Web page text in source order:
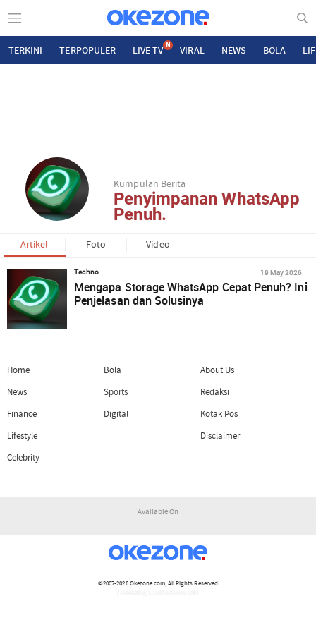
TERKINI TERPOPULER LIVE TV N VIRAL NEWS BOLA
Kumpulan Berita
Penyimpanan WhatsApp
Penuh.
Artikel Foto Video
Techno 19 May 2026
Mengapa Storage WhatsApp Cepat Penuh? Ini
Penjelasan dan Solusinya
Home
News
Finance
Lifestyle
Celebrity
Bola
Sports
Digital
About Us
Redaksi
Kotak Pos
Disclaimer
Available On
©2007-2026Okezone.com, All Rights Reserved